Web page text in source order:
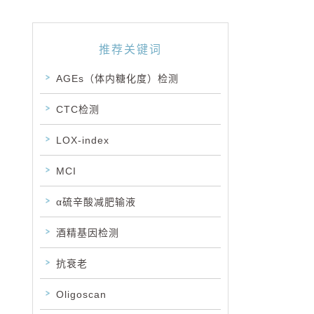
推荐关键词
AGEs（体内糖化度）检测
CTC检测
LOX-index
MCI
α硫辛酸减肥输液
酒精基因检测
抗衰老
Oligoscan